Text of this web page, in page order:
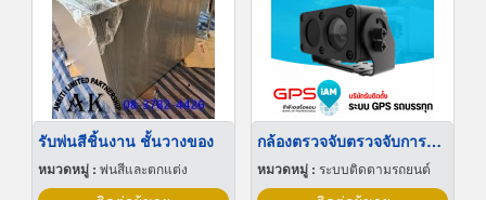
รับพ่นสีชิ้นงาน ชั้นวางของ
หมวดหมู่ : พ่นสีและตกแต่ง
กล้องตรวจจับตรวจจับการหลับใน
หมวดหมู่ : ระบบติดตามรถยนต์